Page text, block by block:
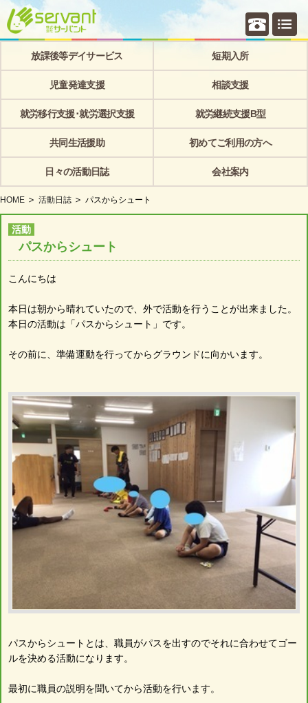
個別相
放課後等デイサービス 短期入所
児童発達支援 相談支援
就労移行支援･就労選択支援 就労継続支援B型
共同生活援助 初めてご利用の方へ
日々の活動日誌 会社案内
HOME 活動日誌 パスからシュート
活動
パスからシュート
こんにちは
本日は朝から晴れていたので、外で活動を行うことが出来ました。
本日の活動は「パスからシュート」です。
その前に、準備運動を行ってからグラウンドに向かいます。
パスからシュートとは、職員がパスを出すのでそれに合わせてゴー
ルを決める活動になります。
最初に職員の説明を聞いてから活動を行います。